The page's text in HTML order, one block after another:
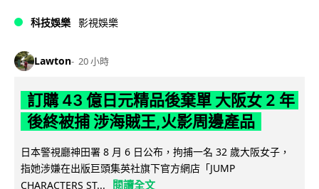
科技娛樂 影視娛樂
Lawton 20 小時
訂購 43 億日元精品後棄單 大阪女 2 年
後終被捕 涉海賊王,火影周邊產品
日本警視廳神田署 8 月 6 日公布，拘捕一名 32 歲大阪女子，
指她涉嫌在出版巨頭集英社旗下官方網店「JUMP
CHARACTERS ST...
閱讀全文